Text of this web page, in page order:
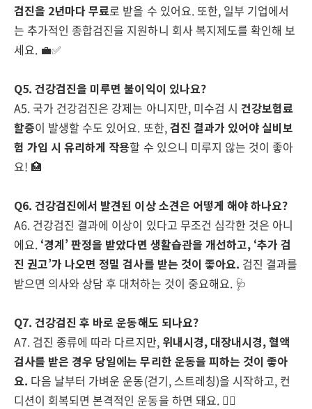
검진을 2년마다 무료로 받을 수 있어요. 또한, 일부 기업에서
는 추가적인 종합검진을 지원하니 회사 복지제도를 확인해 보
세요. 💼✅
Q5. 건강검진을 미루면 불이익이 있나요?
A5. 국가 건강검진은 강제는 아니지만, 미수검 시 건강보험료
할증이 발생할 수도 있어요. 또한,검진 결과가 있어야 실비보
험 가입 시 유리하게 작용할 수 있으니 미루지 않는 것이 좋아
요! 🏥
Q6. 건강검진에서 발견된 이상 소견은 어떻게 해야 하나요?
A6. 건강검진 결과에 이상이 있다고 무조건 심각한 것은 아니
에요. ‘경계’ 판정을 받았다면 생활습관을 개선하고, ‘추가 검
진 권고’가 나오면 정밀 검사를 받는 것이 좋아요. 검진 결과를
받으면 의사와 상담 후 대처하는 것이 중요해요. 🩺
Q7. 건강검진 후 바로 운동해도 되나요?
A7. 검진 종류에 따라 다르지만, 위내시경, 대장내시경, 혈액
검사를 받은 경우 당일에는 무리한 운동을 피하는 것이 좋아
요. 다음 날부터 가벼운 운동(걷기, 스트레칭)을 시작하고, 컨
디션이 회복되면 본격적인 운동을 하면 돼요. 🏃‍♂️